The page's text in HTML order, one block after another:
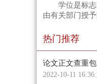
学位是标
由有关部门授
热门推荐
论文正文查重
2022-10-11